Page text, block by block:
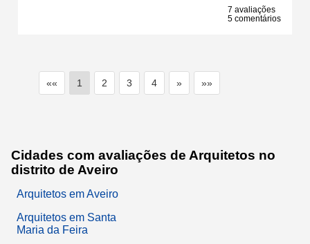
7 avaliações
5 comentários
«« 1 2 3 4 » »»
Cidades com avaliações de Arquitetos no
distrito de Aveiro
Arquitetos em Aveiro
Arquitetos em Santa
Maria da Feira